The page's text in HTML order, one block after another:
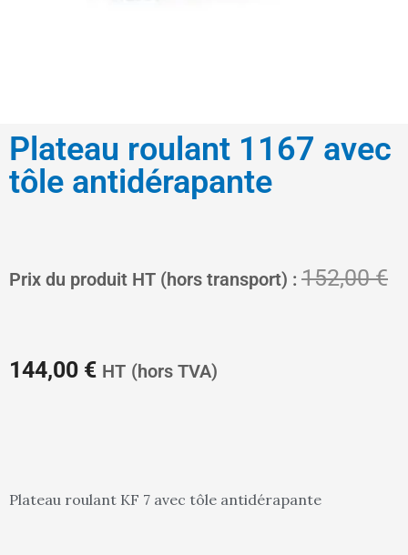
Plateau roulant 1167 avec
tôle antidérapante
Prix du produit HT (hors transport) : 152,00€
144,00 €
Le
prix
HT (hors TVA)
Plateau roulant KF 7 avec tôle antidérapante